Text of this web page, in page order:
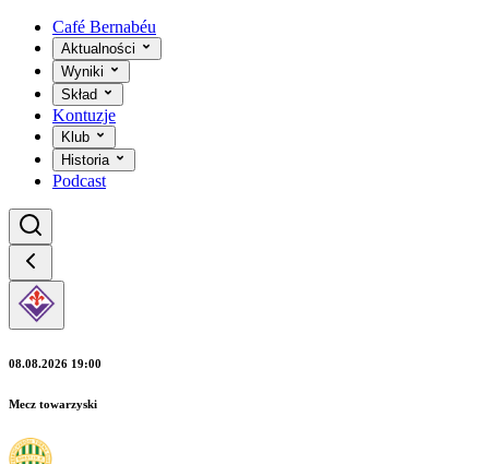
Café Bernabéu
Aktualności
Wyniki
Skład
Kontuzje
Klub
Historia
Podcast
08.08.2026 19:00
Mecz towarzyski